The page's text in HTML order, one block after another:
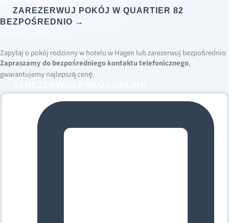
ZAREZERWUJ POKÓJ W QUARTIER 82
BEZPOŚREDNIO →
Zapytaj o pokój rodzinny w hotelu w Hagen lub zarezerwuj bezpośrednio
Zapraszamy do bezpośredniego kontaktu telefonicznego,
gwarantujemy najlepszą cenę.